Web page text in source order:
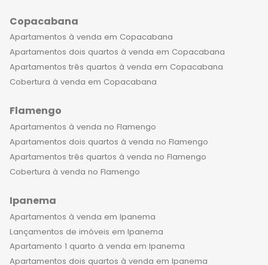
verdadeiro oásis urbano. Além disso, o
bairro conta com uma excelente
localização e facilidades de acesso,
proporcionando comodidade e
praticidade no seu dia a dia.
preocupações das famílias que
buscam por um lar de luxo. Os
condomínios no Jardim Botânico
oferecem sistemas de segurança
avançados, incluindo câmeras de
acesso e monitoramento 24 horas.
Você pode desfrutar de sua casa
com total tranquilidade e privacidade.
Além disso, o bairro conta com uma
infraestrutura completa, com opções
Copacabana
Apartamentos à venda em Copacabana
Apartamentos dois quartos à venda em Copacabana
Apartamentos três quartos à venda em Copacabana
Cobertura à venda em Copacabana
Flamengo
Apartamentos à venda no Flamengo
Apartamentos dois quartos à venda no Flamengo
Apartamentos três quartos à venda no Flamengo
Cobertura à venda no Flamengo
Ipanema
Apartamentos à venda em Ipanema
Lançamentos de imóveis em Ipanema
Apartamento 1 quarto à venda em Ipanema
Apartamentos dois quartos à venda em Ipanema